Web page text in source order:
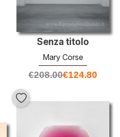
Senza titolo
Mary Corse
€208.00€124.80